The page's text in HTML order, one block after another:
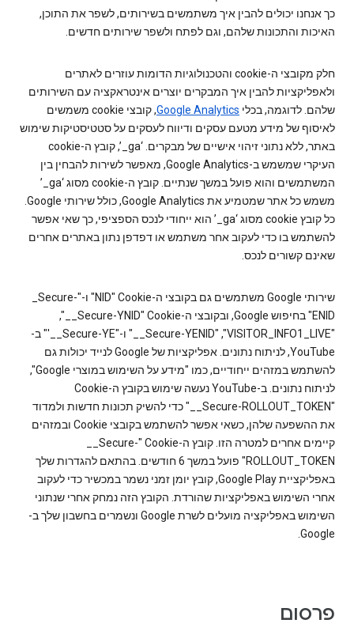
כך אנחנו יכולים להבין איך משתמשים בשירותים, לשפר את התוכן,
האיכות והתכונות שלהם, וגם לפתח ולשפר שירותים חדשים.
חלק מקובצי ה-cookie והטכנולוגיות הדומות עוזרים לאתרים
ולאפליקציות להבין איך המבקרים יוצרים אינטראקציה עם השירותים
שלהם. לדוגמה, בכלי Google Analytics
, קובצי cookie משמשים
לאיסוף של מידע מטעם עסקים ודיווח לעסקים על סטטיסטיקות שימוש
באתר, ללא נתוני זיהוי אישיים של מבקרים. ‘ga_’,‏ קובץ ה-cookie
העיקרי שמשמש ב-Google Analytics,‏ מאפשר לשירות להבחין בין
המשתמשים והוא פועל במשך שנתיים. קובץ ה-cookie‏ מסוג ‘ga_’‏
משמש כל אתר שמטמיע את Google Analytics, כולל שירותי Google.
כל קובץ cookie מסוג ‘ga_’‏ הוא ייחודי לנכס הספציפי, כך שאי אפשר
להשתמש בו כדי לעקוב אחר משתמש או דפדפן נתון באתרים אחרים
שאינם קשורים לנכס.
שירותי Google משתמשים גם בקובצי ה-Cookie‏ "NID" ו-"‎_Secure-
ENID" בחיפוש Google, ובקובצי ה-Cookie‏ "‎__Secure-YNID",‏
"VISITOR_INFO1_LIVE",‏ "‎__Secure-YENID" ו-"‎'__Secure-YE" ב-
YouTube, לניתוח נתונים. אפליקציות של Google לנייד יכולות גם
להשתמש במזהים ייחודיים, כמו "מידע על השימוש במוצרי Google",
"‎__Secure-ROLLOUT_TOKEN" כדי להשיק תכונות חדשות ולמדוד
את ההשפעה שלהן, כשאי אפשר להשתמש בקובצי Cookie ובמזהים
קיימים אחרים למטרה הזו. קובץ ה-Cookie‏ "‎__Secure-
ROLLOUT_TOKEN" פועל במשך 6 חודשים. בהתאם להגדרות שלך
באפליקציית Google Play, קובץ יומן זמני נשמר במכשיר כדי לעקוב
אחרי השימוש באפליקציות שהורדת. הקובץ הזה נמחק אחרי שנתוני
השימוש באפליקציה מועלים לשרת Google ונשמרים בחשבון שלך ב-
Google.
פרסום